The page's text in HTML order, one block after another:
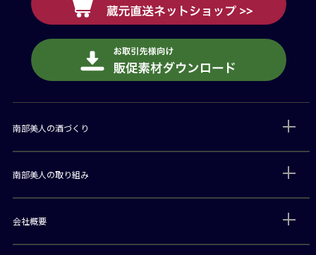
南部美人の酒づくり
南部美人の取り組み
会社概要